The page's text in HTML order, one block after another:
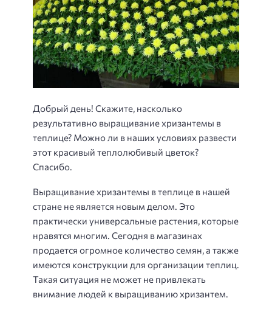
Добрый день! Скажите, насколько
результативно выращивание хризантемы в
теплице? Можно ли в наших условиях развести
этот красивый теплолюбивый цветок?
Спасибо.
Выращивание хризантемы в теплице в нашей
стране не является новым делом. Это
практически универсальные растения, которые
нравятся многим. Сегодня в магазинах
продается огромное количество семян, а также
имеются конструкции для организации теплиц.
Такая ситуация не может не привлекать
внимание людей к выращиванию хризантем.